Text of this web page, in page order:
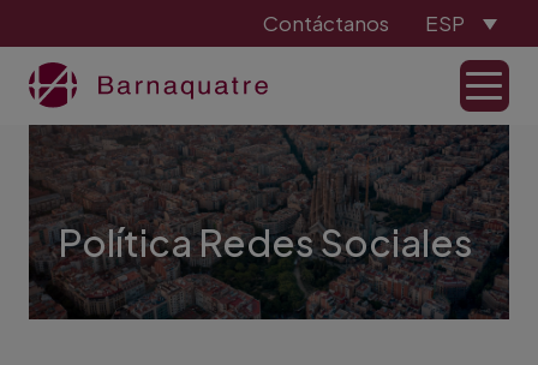
Contáctanos ESP
Política Redes Sociales